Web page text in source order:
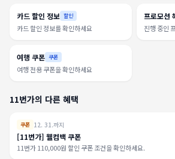
카드 할인 정보 할인
카드 할인 정보를 확인하세요
프로모션
진행 중인
여행 쿠폰 쿠폰
여행 전용 쿠폰을 확인하세요
11번가의 다른 혜택
쿠폰 12. 31.까지
[11번가] 웰컴백 쿠폰
11번가 110,000원 할인 쿠폰 조건을 확인하세요.